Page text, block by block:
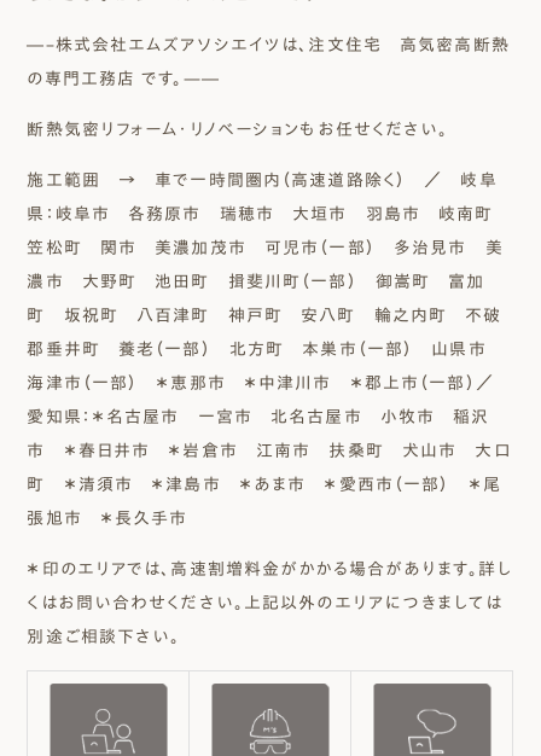
―–株式会社エムズアソシエイツは、注文住宅 高気密高断熱
の専門工務店 です。—―
断熱気密リフォーム・リノベーションもお任せください。
施工範囲 → 車で一時間圏内（高速道路除く）
／ 岐阜
県：岐阜市 各務原市 瑞穂市 大垣市 羽島市 岐南町
笠松町 関市 美濃加茂市 可児市（一部） 多治見市 美
濃市 大野町 池田町 揖斐川町（一部） 御嵩町 富加
町 坂祝町 八百津町 神戸町 安八町 輪之内町 不破
郡垂井町 養老（一部） 北方町 本巣市（一部） 山県市
海津市（一部） ＊恵那市 ＊中津川市 ＊郡上市（一部）／
愛知県：＊名古屋市 一宮市 北名古屋市 小牧市 稲沢
市 ＊春日井市 ＊岩倉市 江南市 扶桑町 犬山市 大口
町 ＊清須市 ＊津島市 ＊あま市 ＊愛西市（一部） ＊尾
張旭市 ＊長久手市
＊印のエリアでは、高速割増料金がかかる場合があります。詳し
くはお問い合わせください。上記以外のエリアにつきましては
別途ご相談下さい。